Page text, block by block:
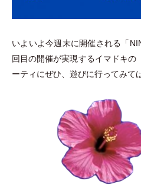
いよいよ今週末に開催される 「
回目の開催が実現するイマドキの
ーティにぜひ、遊びに行ってみて